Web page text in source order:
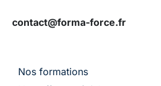
contact@forma-force.fr
Nos formations